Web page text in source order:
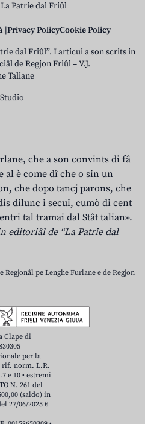
Patrie dal Friûl
Privacy PolicyCookie Policy
dal Friûl”. I articui a son scrits in
de Regjon Friûl – V.J.
Taliane
che a son convints di fâ
al è come dî che o sin un
che dopo tancj parons, che
dilunc i secui, cumò di cent
tal tramai dal Stât talian».
editoriâl de “La Patrie dal
Regjonâl pe Lenghe Furlane e de Regjon
Clape di
per la
rif. norm. L.R.
e 10 • estremi
N. 261 del
(saldo) in
27/06/2025 €